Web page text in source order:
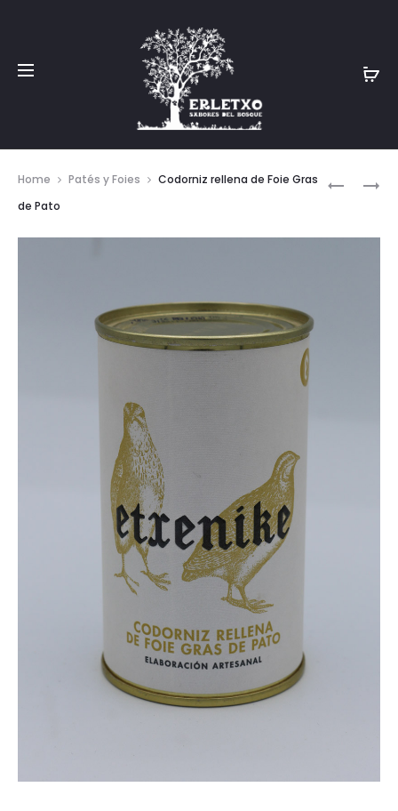
Home Patés y Foies
Codorniz rellena de Foie Gras
de Pato